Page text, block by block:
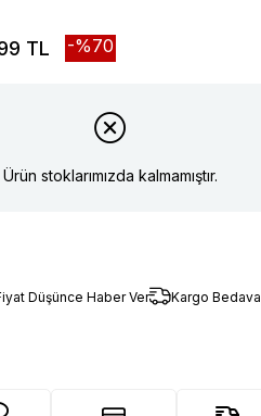
TL 70
Ürün stoklarımızda kalmamıştır.
Düşünce Haber Ver Kargo Bedava